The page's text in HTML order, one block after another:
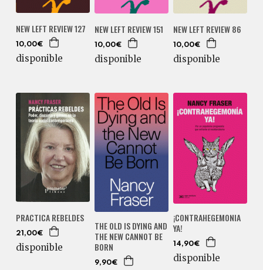
NEW LEFT REVIEW 127
10,00€
disponible
NEW LEFT REVIEW 151
10,00€
disponible
NEW LEFT REVIEW 86
10,00€
disponible
PRACTICA REBELDES
21,00€
disponible
THE OLD IS DYING AND
THE NEW CANNOT BE
BORN
9,90€
¡CONTRAHEGEMONIA
YA!
14,90€
disponible